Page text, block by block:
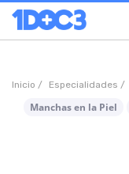
Inicio / Especialidades /
Manchas en la Piel